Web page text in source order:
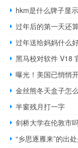
hkm是什么牌子显
过年后的第一天还
过年送给妈妈什么
曝光！美国已悄悄
金丝熊冬天盒子怎
半窗残月打一字
剑桥大学在伦敦市
“乡思逐雁来”的出